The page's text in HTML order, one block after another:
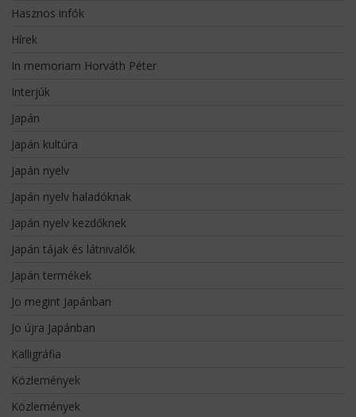
Hasznos infók
Hírek
In memoriam Horváth Péter
Interjúk
Japán
Japán kultúra
Japán nyelv
Japán nyelv haladóknak
Japán nyelv kezdőknek
Japán tájak és látnivalók
Japán termékek
Jo megint Japánban
Jo újra Japánban
Kalligráfia
Közlemények
Közlemények